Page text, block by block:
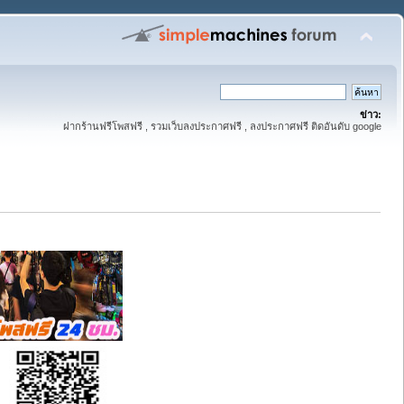
ข่าว:
ฝากร้านฟรีโพสฟรี , รวมเว็บลงประกาศฟรี , ลงประกาศฟรี ติดอันดับ google